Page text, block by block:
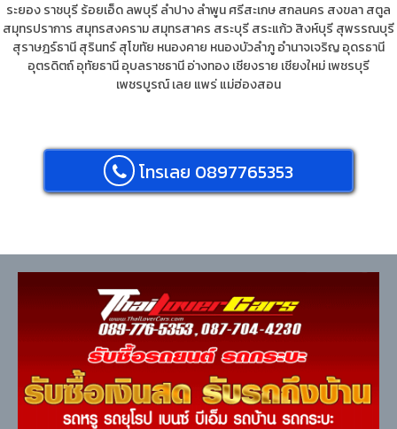
ระยองราชบุรีร้อยเอ็ดลพบุรีลำปางลำพูนศรีสะเกษสกลนคร สงขลาสตูล
สมุทรปราการ สมุทรสงครามสมุทรสาคร สระบุรีสระแก้วสิงห์บุรีสุพรรณบุรี
สุราษฎร์ธานีสุรินทร์สุโขทัย หนองคาย หนองบัวลำภูอำนาจเจริญอุดรธานี
อุตรดิตถ์อุทัยธานีอุบลราชธานีอ่างทองเชียงราย เชียงใหม่เพชรบุรี
เพชรบูรณ์เลย แพร่แม่ฮ่องสอน
โทรเลย 0897765353